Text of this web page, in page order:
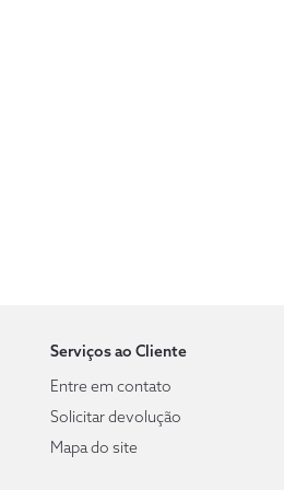
Serviços ao Cliente
Entre em contato
Solicitar devolução
Mapa do site